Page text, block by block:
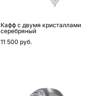
Кафф с двумя кристаллами
серебряный
11 500 pуб.